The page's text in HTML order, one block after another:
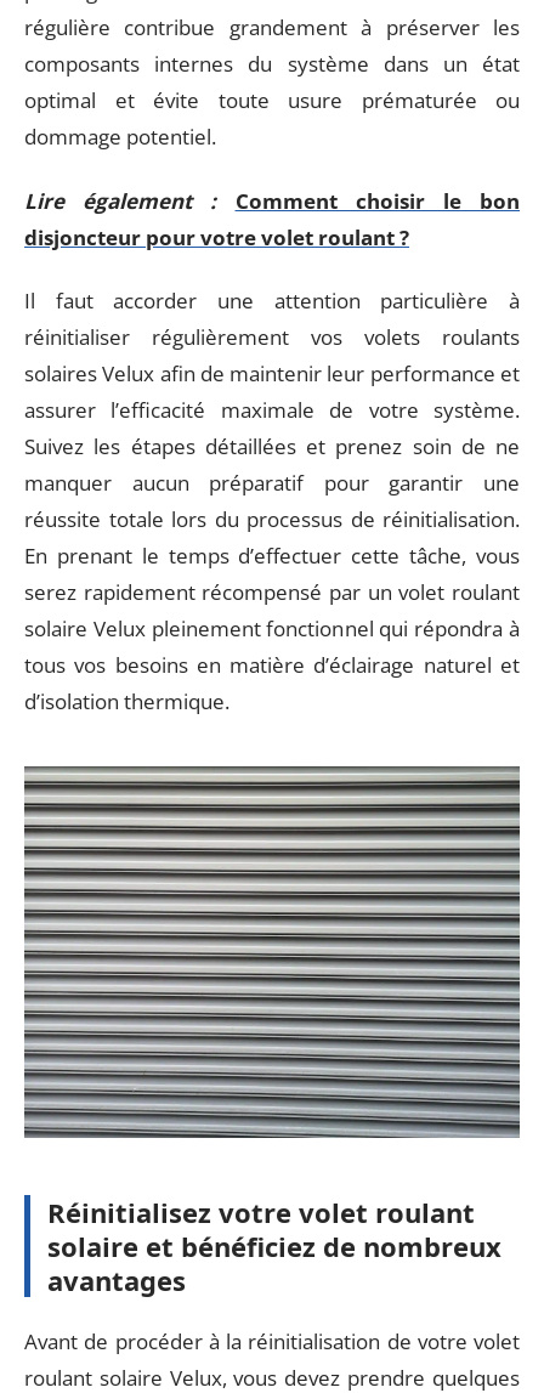
régulière contribue grandement à préserver les
composants internes du système dans un état
optimal et évite toute usure prématurée ou
dommage potentiel.
Lire également :
Comment choisir le bon
disjoncteur pour votre volet roulant ?
Il faut accorder une attention particulière à
réinitialiser régulièrement vos volets roulants
solaires Velux afin de maintenir leur performance et
assurer l’efficacité maximale de votre système.
Suivez les étapes détaillées et prenez soin de ne
manquer aucun préparatif pour garantir une
réussite totale lors du processus de réinitialisation.
En prenant le temps d’effectuer cette tâche, vous
serez rapidement récompensé par un volet roulant
solaire Velux pleinement fonctionnel qui répondra à
tous vos besoins en matière d’éclairage naturel et
d’isolation thermique.
Réinitialisez votre volet roulant
solaire et bénéficiez de nombreux
avantages
Avant de procéder à la réinitialisation de votre volet
roulant solaire Velux, vous devez prendre quelques